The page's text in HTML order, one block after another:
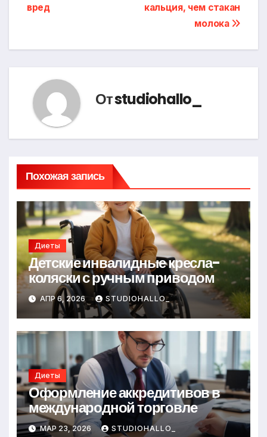
кальция, чем стакан
молока
вред
Отstudiohallo_
Похожая запись
Диеты
Детские инвалидные кресла-
коляски с ручным приводом
АПР 6, 2026 STUDIOHALLO_
Диеты
Оформление аккредитивов в
международной торговле
МАР 23, 2026 STUDIOHALLO_